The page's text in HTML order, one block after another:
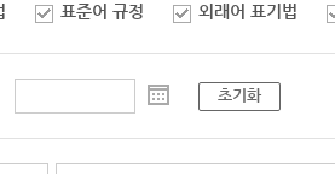
표준어 규정 외래어 표기법
초기화